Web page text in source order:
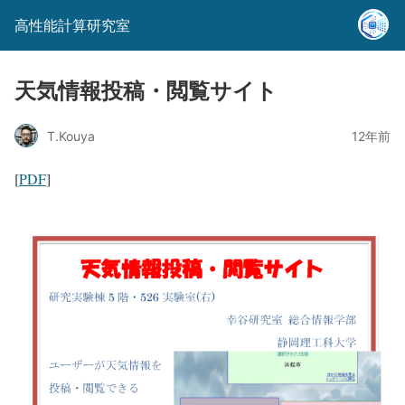
高性能計算研究室
天気情報投稿・閲覧サイト
T.Kouya 12年前
[PDF]